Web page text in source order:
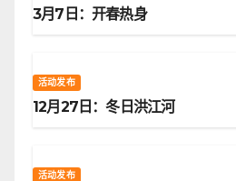
3月7日：开春热身
活动发布
12月27日：冬日洪江河
活动发布